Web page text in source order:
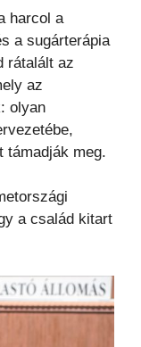
harcol a
a sugárterápia
rátalált az
az
olyan
támadják meg.
a család kitart